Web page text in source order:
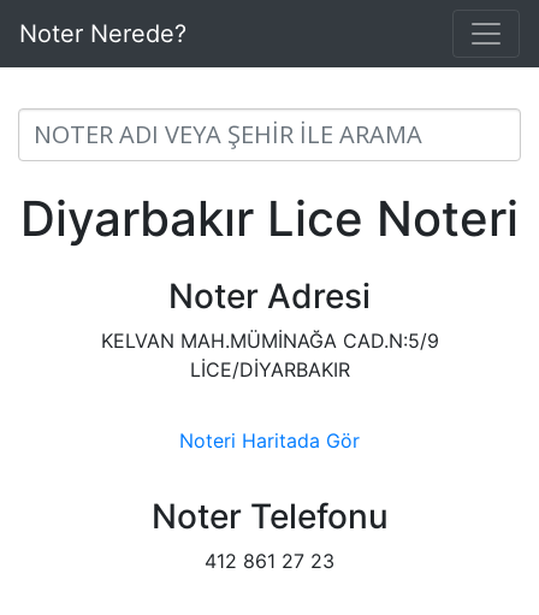
Noter Nerede?
Diyarbakır Lice Noteri
Noter Adresi
KELVAN MAH.MÜMİNAĞA CAD.N:5/9
LİCE/DİYARBAKIR
Noteri Haritada Gör
Noter Telefonu
412 861 27 23